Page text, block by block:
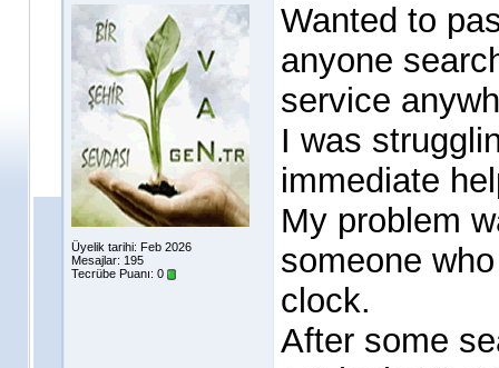
Üyelik tarihi: Feb 2026
Mesajlar: 195
Tecrübe Puanı: 0
Wanted to
anyone
service
I was
immediate
My problem
someone
clock.
After some